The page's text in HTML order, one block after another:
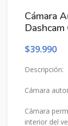
Cámara
$39.990
Descripción:
Cámara
Cámara
interior del